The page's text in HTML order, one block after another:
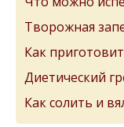
Творожная
Как
Диетический
Как солить и